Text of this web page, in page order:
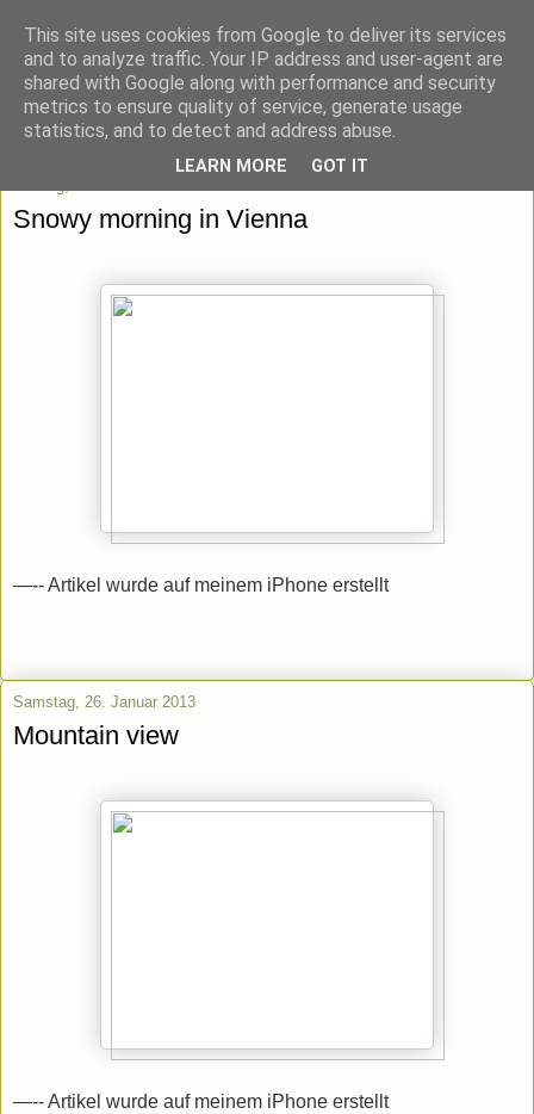
blick-punkt[e..]
Momentaufnahmen von unterwegs & daheim.
Snowy morning in Vienna
—-- Artikel wurde auf meinem iPhone erstellt
Samstag, 26. Januar 2013
Mountain view
—-- Artikel wurde auf meinem iPhone erstellt
This site uses cookies from Google to deliver its services
and to analyze traffic. Your IP address and user-agent are
shared with Google along with performance and security
metrics to ensure quality of service, generate usage
statistics, and to detect and address abuse.
LEARN MORE GOT IT